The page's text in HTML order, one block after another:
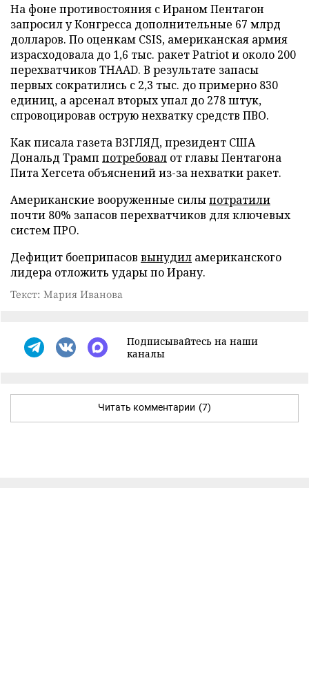
На фоне противостояния с Ираном Пентагон
запросил у Конгресса дополнительные 67 млрд
долларов. По оценкам CSIS, американская армия
израсходовала до 1,6 тыс. ракет Patriot и около 200
перехватчиков THAAD. В результате запасы
первых сократились с 2,3 тыс. до примерно 830
единиц, а арсенал вторых упал до 278 штук,
спровоцировав острую нехватку средств ПВО.
Как писала газета ВЗГЛЯД, президент США
Дональд Трамп потребовал от главы Пентагона
Пита Хегсета объяснений из-за нехватки ракет.
Американские вооруженные силыпотратили
почти 80% запасов перехватчиков для ключевых
систем ПРО.
Дефицит боеприпасов вынудил американского
лидера отложить удары по Ирану.
Текст: Мария Иванова
Подписывайтесь на наши
каналы
Читать комментарии (7)